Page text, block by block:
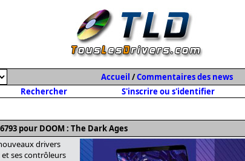
Accueil /Commentaires des news
Rechercher S'inscrire ou s'identifier
pour DOOM : The Dark Ages
drivers
ses contrôleurs